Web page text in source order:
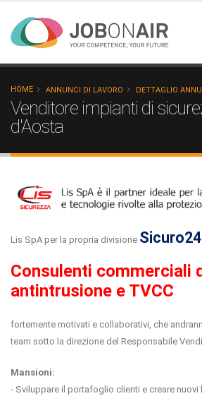
HOME ANNUNCI DI LAVORO DETTAGLIO
Venditore impianti di
d'Aosta
Lis SpA per la propria divisione Sicuro24
Consulenti commerciali
antintrusione e TVCC
fortemente motivati e collaborativi, che
team sotto la direzione del Responsabile
Mansioni:
- Sviluppare il portafoglio clienti e creare nuovi